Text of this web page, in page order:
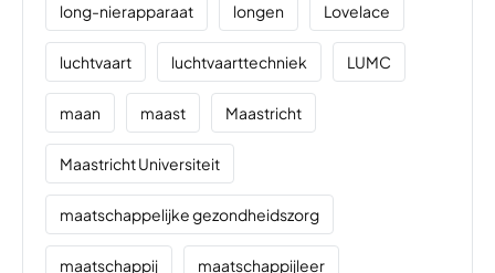
long-nierapparaat longen Lovelace
luchtvaart luchtvaarttechniek LUMC
maan maast Maastricht
Maastricht Universiteit
maatschappelijke gezondheidszorg
maatschappij maatschappijleer